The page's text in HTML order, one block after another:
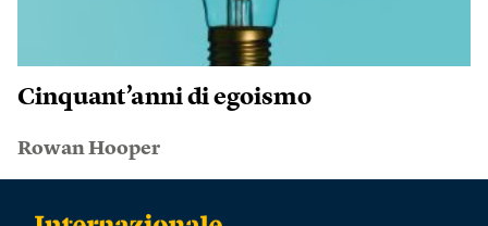
Cinquant’anni di egoismo
Rowan Hooper